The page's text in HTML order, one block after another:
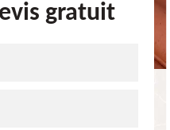
gratuit